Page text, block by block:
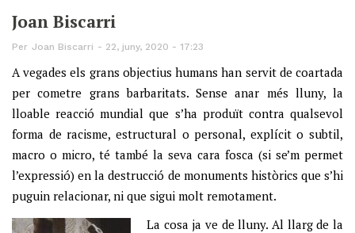
Joan Biscarri
Per Joan Biscarri 22, juny, 2020 - 17:23
A vegades els grans objectius humans han servit de coartada
per cometre grans barbaritats. Sense anar més lluny, la
lloable reacció mundial que s’ha produït contra qualsevol
forma de racisme, estructural o personal, explícit o subtil,
macro o micro, té també la seva cara fosca (si se’m permet
l’expressió) en la destrucció de monuments històrics que s’hi
puguin relacionar, ni que sigui molt remotament.
La cosa ja ve de lluny. Al llarg de la